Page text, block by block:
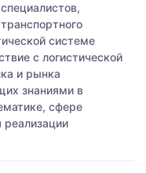
системе
с логистической
и рынка
знаниями в
сфере
реализации